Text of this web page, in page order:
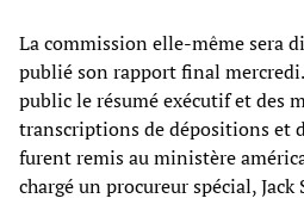
La commission elle-même sera
publié son rapport final
public le résumé exécutif et des
transcriptions de dépositions et
furent remis au ministère
chargé un procureur spécial, Jack